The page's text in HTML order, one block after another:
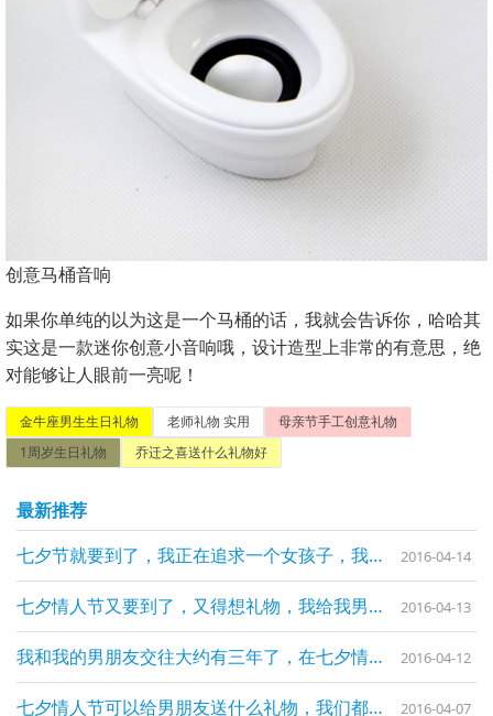
创意马桶音响
如果你单纯的以为这是一个马桶的话，我就会告诉你，哈哈其
实这是一款迷你创意小音响哦，设计造型上非常的有意思，绝
对能够让人眼前一亮呢！
金牛座男生生日礼物 老师礼物 实用
母亲节手工创意礼物
1周岁生日礼物
乔迁之喜送什么礼物好
最新推荐
七夕节就要到了，我正在追求一个女孩子，我可以在七夕节这天送她什么礼物
2016-04-14
七夕情人节又要到了，又得想礼物，我给我男朋友送过很多，想不到还能送什么礼物了 2016-04-13
我和我的男朋友交往大约有三年了，在七夕情人节到来之际，我想给我的男朋友送一份特别礼物，求网友推荐 2016-04-12
七夕情人节可以给男朋友送什么礼物，我们都还是学生，不要太贵的推荐 2016-04-07